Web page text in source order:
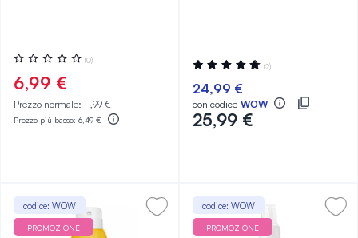
Valutazione:
0%
(0)
6,99 €
Prezzo normale: 11,99 €
Prezzo più basso: 6,49 €
Valutazione:
100%
(2)
24,99 €
con codice WOW
25,99 €
codice: WOW
PROMOZIONE
codice: WOW
PROMOZIONE